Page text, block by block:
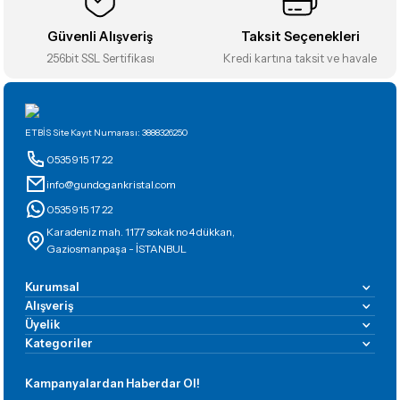
Gönder
Güvenli Alışveriş
256bit SSL Sertifikası
Taksit Seçenekleri
Kredi kartına taksit ve havale
ETBİS Site Kayıt Numarası: 3888326250
0535 915 17 22
info@gundogankristal.com
0535 915 17 22
Karadeniz mah. 1177 sokak no 4 dükkan,
Gaziosmanpaşa - İSTANBUL
Kurumsal
Alışveriş
Üyelik
Kategoriler
Kampanyalardan Haberdar Ol!